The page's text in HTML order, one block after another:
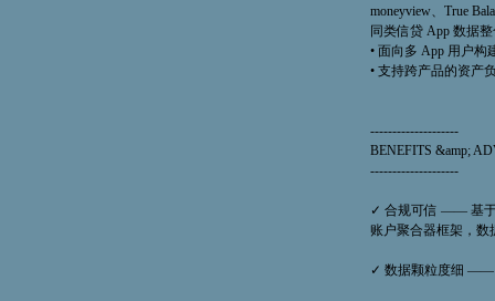
moneyview、True
同类信贷 App 数据整
• 面向多 App 用户构
• 支持跨产品的资产
--------------------
BENEFITS &amp;
--------------------
✓ 合规可信 —— 基于
账户聚合器框架，数
✓ 数据颗粒度细 ——